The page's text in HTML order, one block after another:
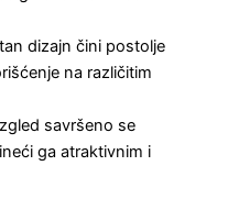
dizajn čini postolje
na različitim
savršeno se
ga atraktivnim i